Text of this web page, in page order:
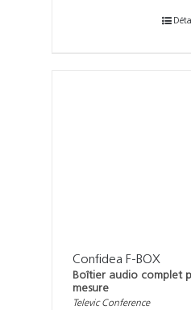
Confidea F-BOX
Boîtier audio complet
mesure
Televic Conference